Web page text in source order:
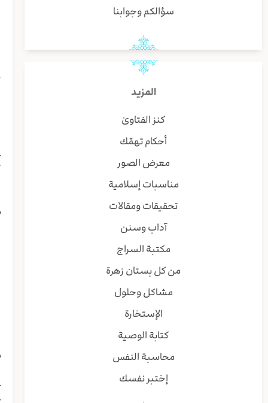
سؤالكم وجوابنا
المزيد
كنز الفتاوىٰ
أحكام تهمّك
معرض الصور
مناسبات إسلامية
تحقيقات ومقالات
آداب وسنن
مكتبة السراج
من كل بستان زهرة
مشاكل وحلول
الإستخارة
كتابة الوصية
محاسبة النفس
إختبر نفسك